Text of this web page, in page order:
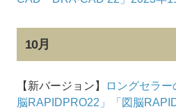
10月
【新バージョン】
ロングセラ
脳RAPIDPRO22」「図脳